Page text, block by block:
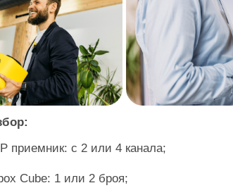
приемник: с 2 или 4 канала;
Cube: 1 или 2 броя;